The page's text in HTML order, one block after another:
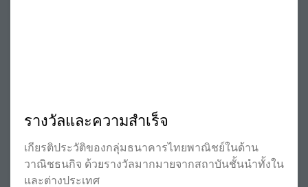
รางวัลและความสำเร็จ
เกียรติประวัติของกลุ่มธนาคารไทยพาณิชย์ในด้าน
วาณิชธนกิจ ด้วยรางวัลมากมายจากสถาบันชั้นนำทั้งใน
และต่างประเทศ